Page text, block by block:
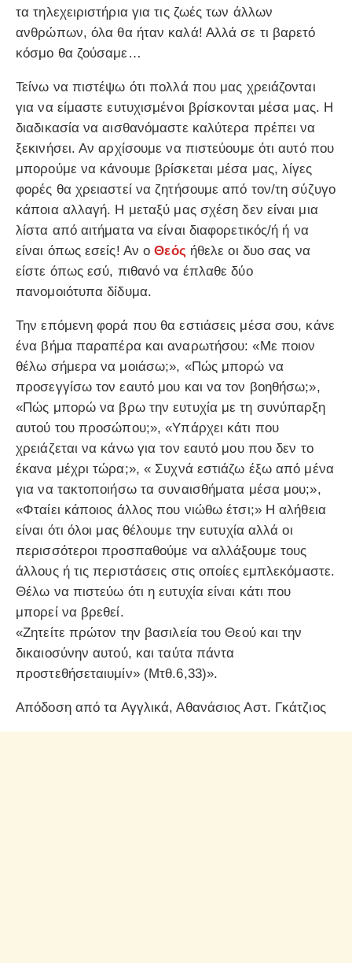
τα τηλεχειριστήρια για τις ζωές των άλλων
ανθρώπων, όλα θα ήταν καλά! Αλλά σε τι βαρετό
κόσμο θα ζούσαμε…
Τείνω να πιστέψω ότι πολλά που μας χρειάζονται
για να είμαστε ευτυχισμένοι βρίσκονται μέσα μας. Η
διαδικασία να αισθανόμαστε καλύτερα πρέπει να
ξεκινήσει. Αν αρχίσουμε να πιστεύουμε ότι αυτό που
μπορούμε να κάνουμε βρίσκεται μέσα μας, λίγες
φορές θα χρειαστεί να ζητήσουμε από τον/τη σύζυγο
κάποια αλλαγή. Η μεταξύ μας σχέση δεν είναι μια
λίστα από αιτήματα να είναι διαφορετικός/ή ή να
είναι όπως εσείς! Αν οΘεός ήθελε οι δυο σας να
είστε όπως εσύ, πιθανό να έπλαθε δύο
πανομοιότυπα δίδυμα.
Την επόμενη φορά που θα εστιάσεις μέσα σου, κάνε
ένα βήμα παραπέρα και αναρωτήσου: «Με ποιον
θέλω σήμερα να μοιάσω;», «Πώς μπορώ να
προσεγγίσω τον εαυτό μου και να τον βοηθήσω;»,
«Πώς μπορώ να βρω την ευτυχία με τη συνύπαρξη
αυτού του προσώπου;», «Υπάρχει κάτι που
χρειάζεται να κάνω για τον εαυτό μου που δεν το
έκανα μέχρι τώρα;», « Συχνά εστιάζω έξω από μένα
για να τακτοποιήσω τα συναισθήματα μέσα μου;»,
«Φταίει κάποιος άλλος που νιώθω έτσι;» Η αλήθεια
είναι ότι όλοι μας θέλουμε την ευτυχία αλλά οι
περισσότεροι προσπαθούμε να αλλάξουμε τους
άλλους ή τις περιστάσεις στις οποίες εμπλεκόμαστε.
Θέλω να πιστεύω ότι η ευτυχία είναι κάτι που
μπορεί να βρεθεί.
«Ζητείτε πρώτον την βασιλεία του Θεού και την
δικαιοσύνην αυτού, και ταύτα πάντα
προστεθήσεταιυμίν» (Μτθ.6,33)».
Απόδοση από τα Αγγλικά, Αθανάσιος Αστ. Γκάτζιος